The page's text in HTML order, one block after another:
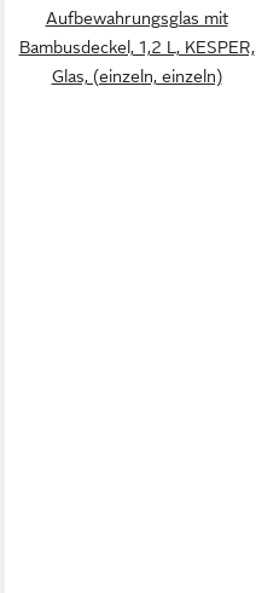
Aufbewahrungsglas mit
Bambusdeckel, 1,2 L, KESPER,
Glas, (einzeln, einzeln)